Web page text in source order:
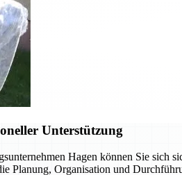
Unterstützung
Hagen können Sie sich
Planung, Organisation und